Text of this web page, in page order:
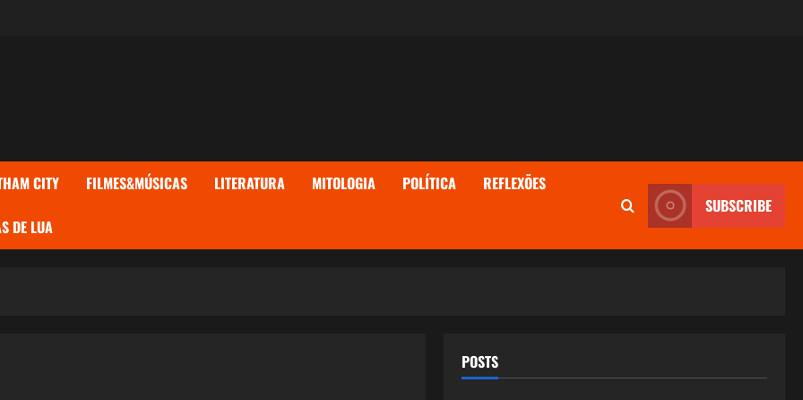
CITY FILMES&MÚSICAS LITERATURA MITOLOGIA POLÍTICA REFLEXÕES
DE LUA
SUBSCRIBE
POSTS